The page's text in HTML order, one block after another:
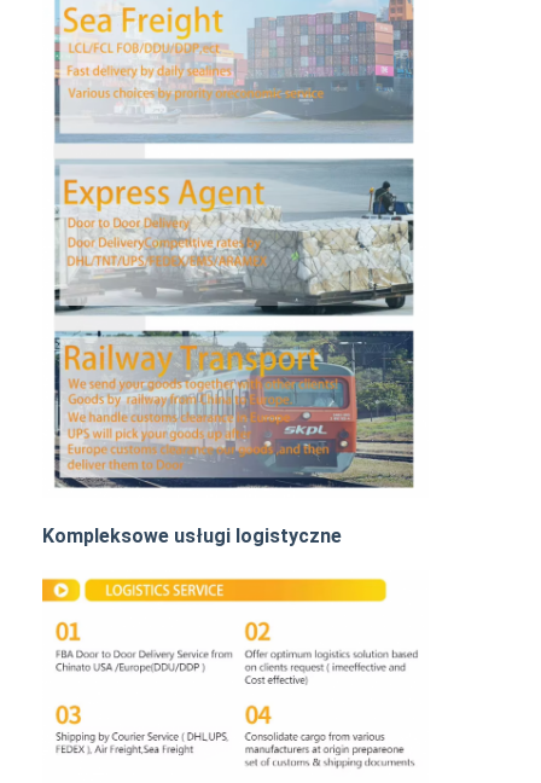
Spedycja lotnicza
Fracht morski
Dostawa DDP z Chin
ekspresowa WYSYŁKA
Transport kolejowy
Wyślij do Amazonu
Transport ciężarowy
Usługa magazynowania
Kompleksowe usługi logistyczne